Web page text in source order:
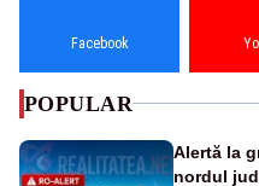
Facebook
POPULAR
Alertă la
nordul